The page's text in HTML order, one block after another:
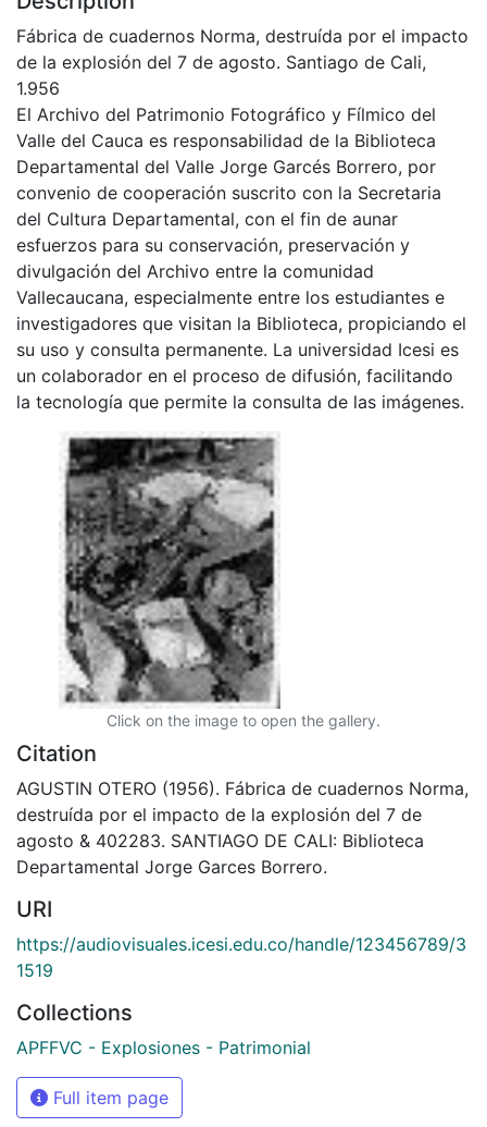
Fábrica de cuadernos Norma, destruída por el impacto
de la explosión del 7 de agosto. Santiago de Cali,
1.956
El Archivo del Patrimonio Fotográfico y Fílmico del
Valle del Cauca es responsabilidad de la Biblioteca
Departamental del Valle Jorge Garcés Borrero, por
convenio de cooperación suscrito con la Secretaria
del Cultura Departamental, con el fin de aunar
esfuerzos para su conservación, preservación y
divulgación del Archivo entre la comunidad
Vallecaucana, especialmente entre los estudiantes e
investigadores que visitan la Biblioteca, propiciando el
su uso y consulta permanente. La universidad Icesi es
un colaborador en el proceso de difusión, facilitando
la tecnología que permite la consulta de las imágenes.
Click on the image to open the gallery.
Citation
AGUSTIN OTERO (1956). Fábrica de cuadernos Norma,
destruída por el impacto de la explosión del 7 de
agosto & 402283. SANTIAGO DE CALI: Biblioteca
Departamental Jorge Garces Borrero.
URI
https://audiovisuales.icesi.edu.co/handle/123456789/3
1519
Collections
APFFVC - Explosiones - Patrimonial
Full item page